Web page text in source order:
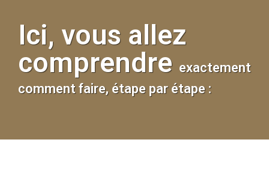
Ici, vous allez
comprendre exactement
comment faire, étape par étape :